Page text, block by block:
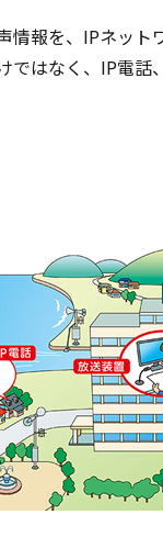
報を、IPネット
ではなく、IP電